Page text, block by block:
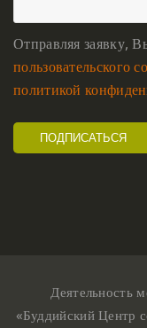
Отправляя заявку,
пользовательского
политикой
Деятельность
«Буддийский Центр